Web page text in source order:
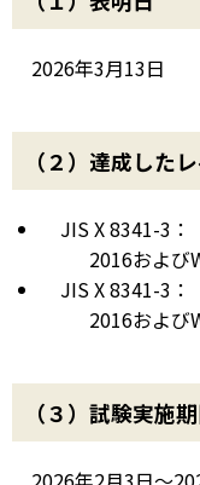
2026年3月13日
（２）達成した
JIS X 8341-3：
2016および
JIS X 8341-3：
2016および
（３）試験実施